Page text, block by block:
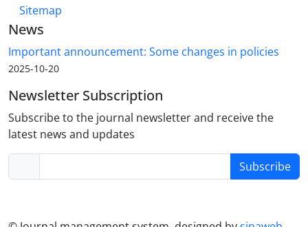
Sitemap
News
Important announcement: Some changes in policies
2025-10-20
Newsletter Subscription
Subscribe to the journal newsletter and receive the
latest news and updates
Subscribe